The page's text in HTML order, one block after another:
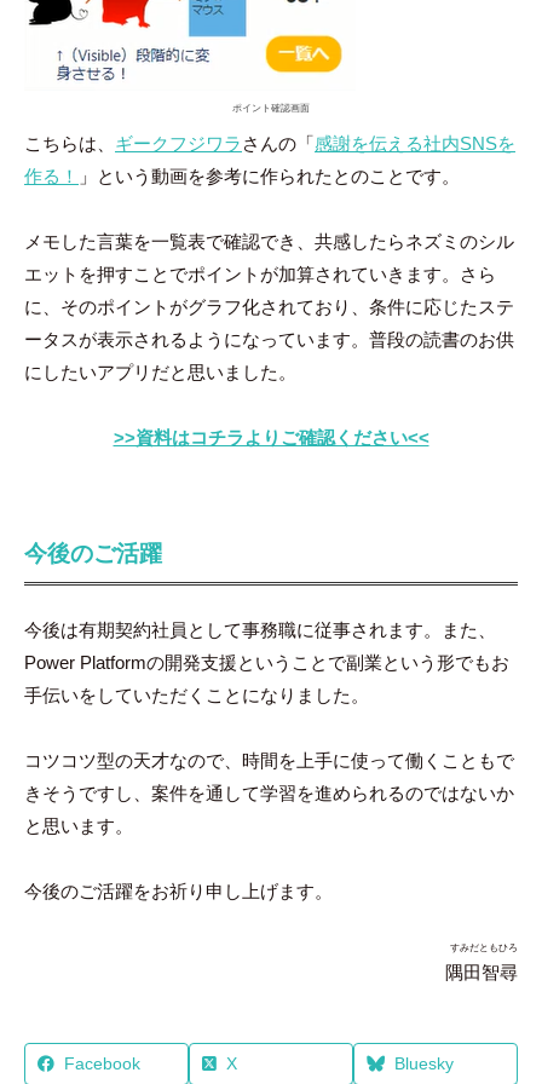
ポイント確認画面
こちらは、 ギークフジワラ さんの「感謝を伝える社内SNSを
作る！
」という動画を参考に作られたとのことです。
メモした言葉を一覧表で確認でき、共感したらネズミのシル
エットを押すことでポイントが加算されていきます。さら
に、そのポイントがグラフ化されており、条件に応じたステ
ータスが表示されるようになっています。普段の読書のお供
にしたいアプリだと思いました。
>>資料はコチラよりご確認ください<<
今後のご活躍
今後は有期契約社員として事務職に従事されます。また、
Power Platformの開発支援ということで副業という形でもお
手伝いをしていただくことになりました。
コツコツ型の天才なので、時間を上手に使って働くこともで
きそうですし、案件を通して学習を進められるのではないか
と思います。
今後のご活躍をお祈り申し上げます。
すみだともひろ
隅田智尋
Facebook X Bluesky